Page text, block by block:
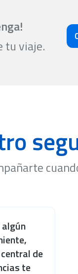
tu viaje.
de
te